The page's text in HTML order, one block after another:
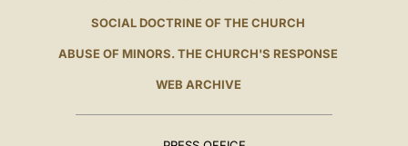
SOCIAL DOCTRINE OF THE CHURCH
ABUSE OF MINORS. THE CHURCH'S RESPONSE
WEB ARCHIVE